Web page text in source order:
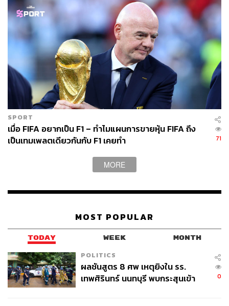
ความต้องการใช้น้ำมัน
ข่าวที่เกี่ยวข้อง
ซีอีโอ JPMorgan เตือน เศรษฐกิจสหรัฐฯ และโลกจะเข้
าสู่ภาวะถดถอยภายใน 6-9 เดือน
หุ้นสหรัฐฯ พลิกกลับมาปิดบวกถึง 800 จุด จากที่ร่วงหนั
กกว่า 500 จุด หลังการรายงานตัวเลขเงินเฟ้อเดือน ก.ย.
สหรัฐฯ รายงานเงินเฟ้อเดือน ก.ย. ที่ 8.2% สูงกว่าที่ตลา
ดคาดไว้ หุ้นสหรัฐฯ ดิ่งทันที!
https://edition.cnn.com/2023/01/05/investing/stock-m
https://www.aljazeera.com/economy/2023/1/5/asia-st
สามารถติดตาม THE STANDARD WEALTH
ผ่านแอปพลิเคชันต่างๆ ที่คุณสะดวกหรือใช้งานอยู่แล้วได้เลย
SPORT
เมื่อ FIFA อยากเป็น F1 – ทำไมแผนการขายหุ้น FIFA ถึง
เป็นเทมเพลตเดียวกันกับ F1 เคยทำ
71
MORE
MOST POPULAR
TODAY WEEK MONTH
POLITICS
ผลชันสูตร 8 ศพ เหตุยิงใน รร.
เทพศิรินทร์ นนทบุรี พบกระสุนเข้า
0